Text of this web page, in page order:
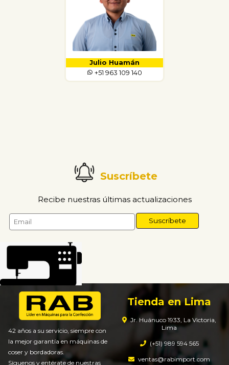
Julio Huamán
+51 963 109 140
Suscríbete
Recibe nuestras últimas actualizaciones
42 años a su servicio, siempre con
la mejor garantía en máquinas de
coser y bordadoras.
Síguenos y entérate de nuestras
Tienda en Lima
Jr. Huánuco 1933, La Victoria,
Lima
(+51) 989 594 565
ventas@rabimport.com